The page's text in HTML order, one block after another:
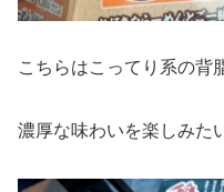
こちらはこってり系の背
濃厚な味わいを楽しみた